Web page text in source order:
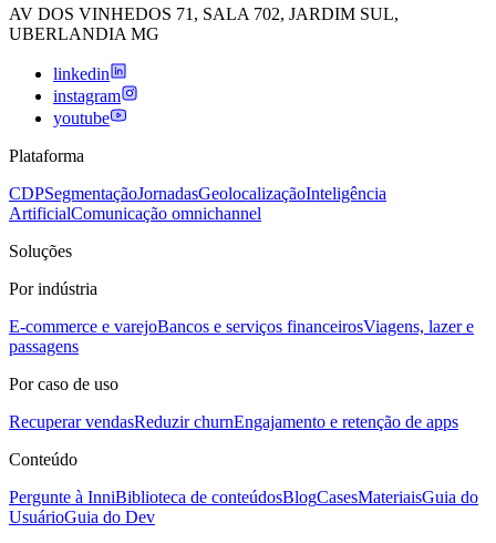
AV DOS VINHEDOS 71, SALA 702, JARDIM SUL,
UBERLANDIA MG
linkedin
instagram
youtube
Plataforma
CDPSegmentaçãoJornadasGeolocalizaçãoInteligência
ArtificialComunicação omnichannel
Soluções
Por indústria
E-commerce e varejoBancos e serviços financeirosViagens, lazer e
passagens
Por caso de uso
Recuperar vendasReduzir churnEngajamento e retenção de apps
Conteúdo
Pergunte à InniBiblioteca de conteúdosBlogCasesMateriaisGuia do
UsuárioGuia do Dev